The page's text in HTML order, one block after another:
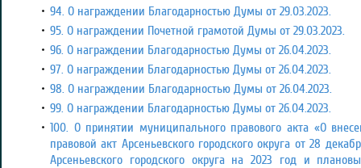
94. О награждении Благодарностью Думы от 29.03.2023.
95. О награждении Почетной грамотой Думы от 29.03.2023.
96. О награждении Благодарностью Думы от 26.04.2023.
97. О награждении Благодарностью Думы от 26.04.2023.
98. О награждении Благодарностью Думы от 26.04.2023.
99. О награждении Благодарностью Думы от 26.04.2023.
100. О принятии муниципального правового акта «О
правовой акт Арсеньевского городского округа от 28
Арсеньевского городского округа на 2023 год и